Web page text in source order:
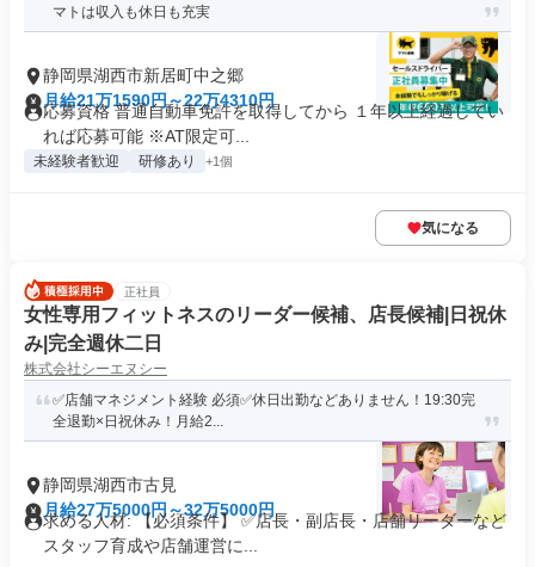
マトは収入も休日も充実
静岡県湖西市新居町中之郷
月給21万1590円～22万4310円
応募資格 普通自動車免許を取得してから １年以上経過してい
れば応募可能 ※AT限定可...
未経験者歓迎 研修あり +1個
気になる
正社員
女性専用フィットネスのリーダー候補、店長候補|日祝休
み|完全週休二日
株式会社シーエヌシー
✅店舗マネジメント経験 必須✅休日出勤などありません！19:30完
全退勤×日祝休み！月給2...
静岡県湖西市古見
月給27万5000円～32万5000円
求める人材: 【必須条件】 ✅店長・副店長・店舗リーダーなど
スタッフ育成や店舗運営に...